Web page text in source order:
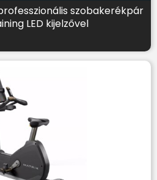
LED kijelzővel